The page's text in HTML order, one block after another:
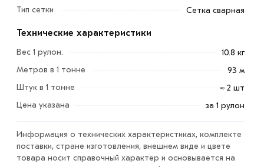
Такая сетка имеет широкое применение в
строительстве и ремонте, сельском хозяйстве,
ландшафтном дизайне и многих других отраслях.
Одно из главных преимуществ сварной сетки – ее
высокая степень защиты от воздействия окружающей
обеспечивает стойкость к коррозии, влаге и
ультрафиолетовому излучению.
Тип сетки
Сетка сварная
Технические характеристики
Вес 1 рулон.
10.8 кг
Метров в 1 тонне
93 м
Штук в 1 тонне
≈ 2 шт
Цена указана
за 1 рулон
Информация о технических характеристиках, комплекте
поставки, стране изготовления, внешнем виде и цвете
товара носит справочный характер и основывается на